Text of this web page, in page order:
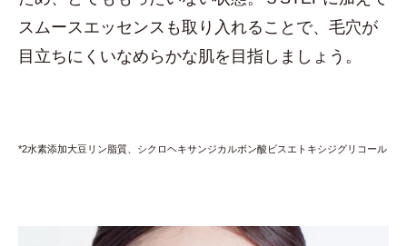
スムースエッセンスも取り入れることで、毛穴が
目立ちにくいなめらかな肌を目指しましょう。
*2水素添加大豆リン脂質、シクロヘキサンジカルボン酸ビスエトキシジグリコール